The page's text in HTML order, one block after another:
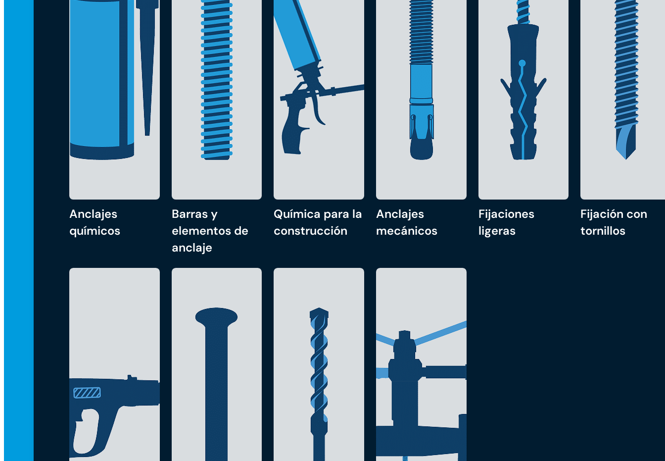
Anclajes
químicos
Barras y
elementos de
anclaje
Química para la
construcción
Anclajes
mecánicos
Fijaciones
ligeras
Fijación con
tornillos